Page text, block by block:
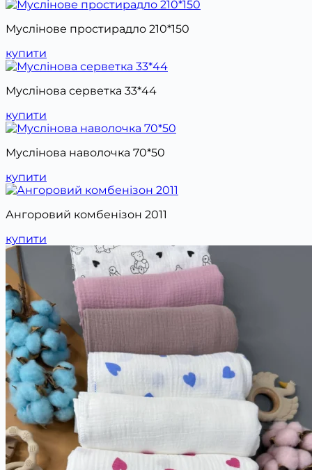
Муслінове простирадло 210*150
купити
Муслінова серветка 33*44
купити
Муслінова наволочка 70*50
купити
Ангоровий комбенізон 2011
купити